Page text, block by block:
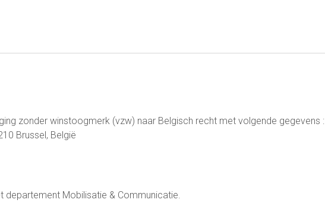
zonder winstoogmerk (vzw) naar Belgisch recht met volgende gegevens :
Brussel, België
Mobilisatie & Communicatie.